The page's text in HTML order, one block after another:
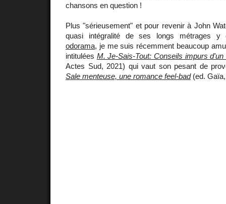
chansons en question !
Plus "sérieusement" et pour revenir à John
quasi intégralité de ses longs métrages
odorama, je me suis récemment beaucoup
intitulées M. Je-Sais-Tout: Conseils impurs
Actes Sud, 2021) qui vaut son pesant de
Sale menteuse, une romance feel-bad(ed.